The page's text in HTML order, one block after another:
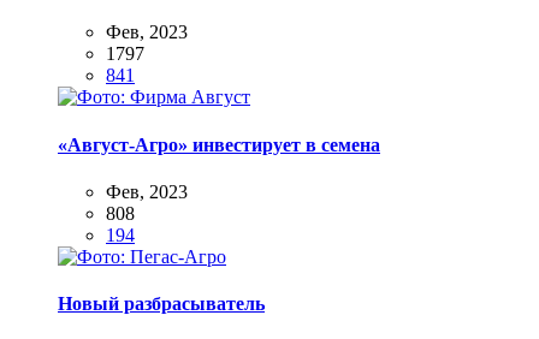
Фев, 2023
1797
841
«Август-Агро» инвестирует в семена
Фев, 2023
808
194
Новый разбрасыватель